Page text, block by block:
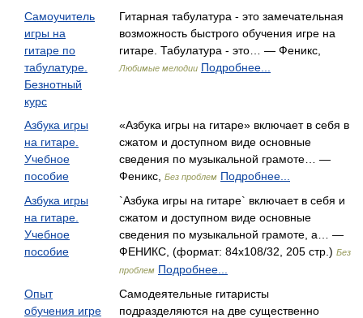
Самоучитель
игры на
гитаре по
табулатуре.
Безнотный
курс
Гитарная табулатура - это замечательная
возможность быстрого обучения игре на
гитаре. Табулатура - это… — Феникс,
Любимые мелодии Подробнее...
Азбука игры
на гитаре.
Учебное
пособие
«Азбука игры на гитаре» включает в себя в
сжатом и доступном виде основные
сведения по музыкальной грамоте… —
Феникс,
Без проблем Подробнее...
Азбука игры
на гитаре.
Учебное
пособие
`Азбука игры на гитаре` включает в себя и
сжатом и доступном виде основные
сведения по музыкальной грамоте, а… —
ФЕНИКС, (формат: 84x108/32, 205 стр.) Без
проблем Подробнее...
Опыт
обучения игре
Самодеятельные гитаристы
подразделяются на две существенно